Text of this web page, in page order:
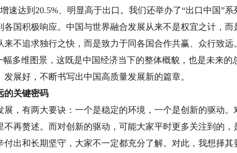
速达到20.5%、明显高于出口。我们还举办了“出口中国”系
国积极响应。中国与世界融合发展从来不是权宜之计，而
不追求独行之快，而是致力于同各国合作共赢、众行致远。
维图景，这既是中国经济当下的整体概貌，也是未来的
展好，不断书写出中国高质量发展新的篇章。
关键密码
有两大要诀：一个是稳定的环境，一个是创新的驱动。
再赘述。而对创新的驱动，可能大家平时更多关注到的，
出和长期坚守，大家不一定都充分了解。对此，我想择其